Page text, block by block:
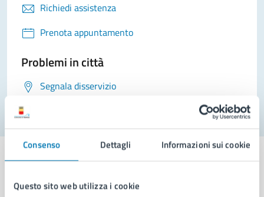
Consenso Dettagli Informazioni sui cookie
Questo sito web utilizza i cookie
Richiedi assistenza
Prenota appuntamento
Problemi in città
Segnala disservizio